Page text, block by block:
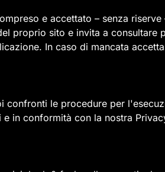
e accettato – senza
proprio sito e invita a consultare
In caso di mancata
le procedure per
conformità con la nostra